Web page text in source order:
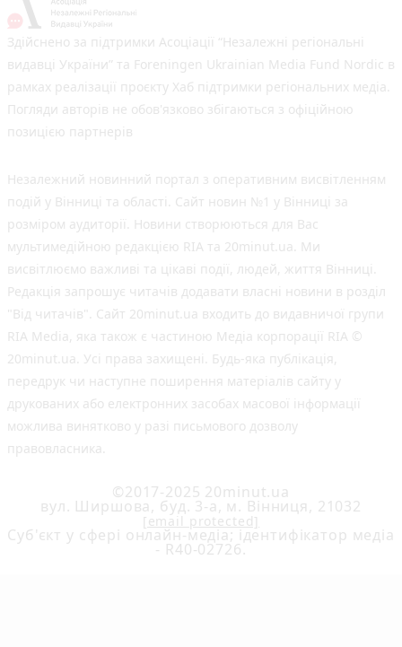
Здійснено за підтримки Асоціації “Незалежні регіональні
видавці України” та Foreningen Ukrainian Media Fund Nordic в
рамках реалізації проєкту Хаб підтримки регіональних медіа.
Погляди авторів не обов'язково збігаються з офіційною
позицією партнерів
Незалежний новинний портал з оперативним висвітленням
подій у Вінниці та області. Сайт новин №1 у Вінниці за
розміром аудиторії. Новини створюються для Вас
мультимедійною редакцією RIA та 20minut.ua. Ми
висвітлюємо важливі та цікаві події, людей, життя Вінниці.
Редакція запрошує читачів додавати власні новини в розділ
"Від читачів". Сайт 20minut.ua входить до видавничої групи
RIA Media, яка також є частиною Медіа корпорації RIA ©
20minut.ua. Усі права захищені. Будь-яка публiкацiя,
передрук чи наступне поширення матеріалів сайту у
друкованих або електронних засобах масової інформації
можлива винятково у разі письмового дозволу
правовласника.
©2017-2025 20minut.ua
вул. Ширшова, буд. 3-а, м. Вінниця, 21032
[email protected]
Cуб'єкт у сфері онлайн-медіа; ідентифікатор медіа
- R40-02726.